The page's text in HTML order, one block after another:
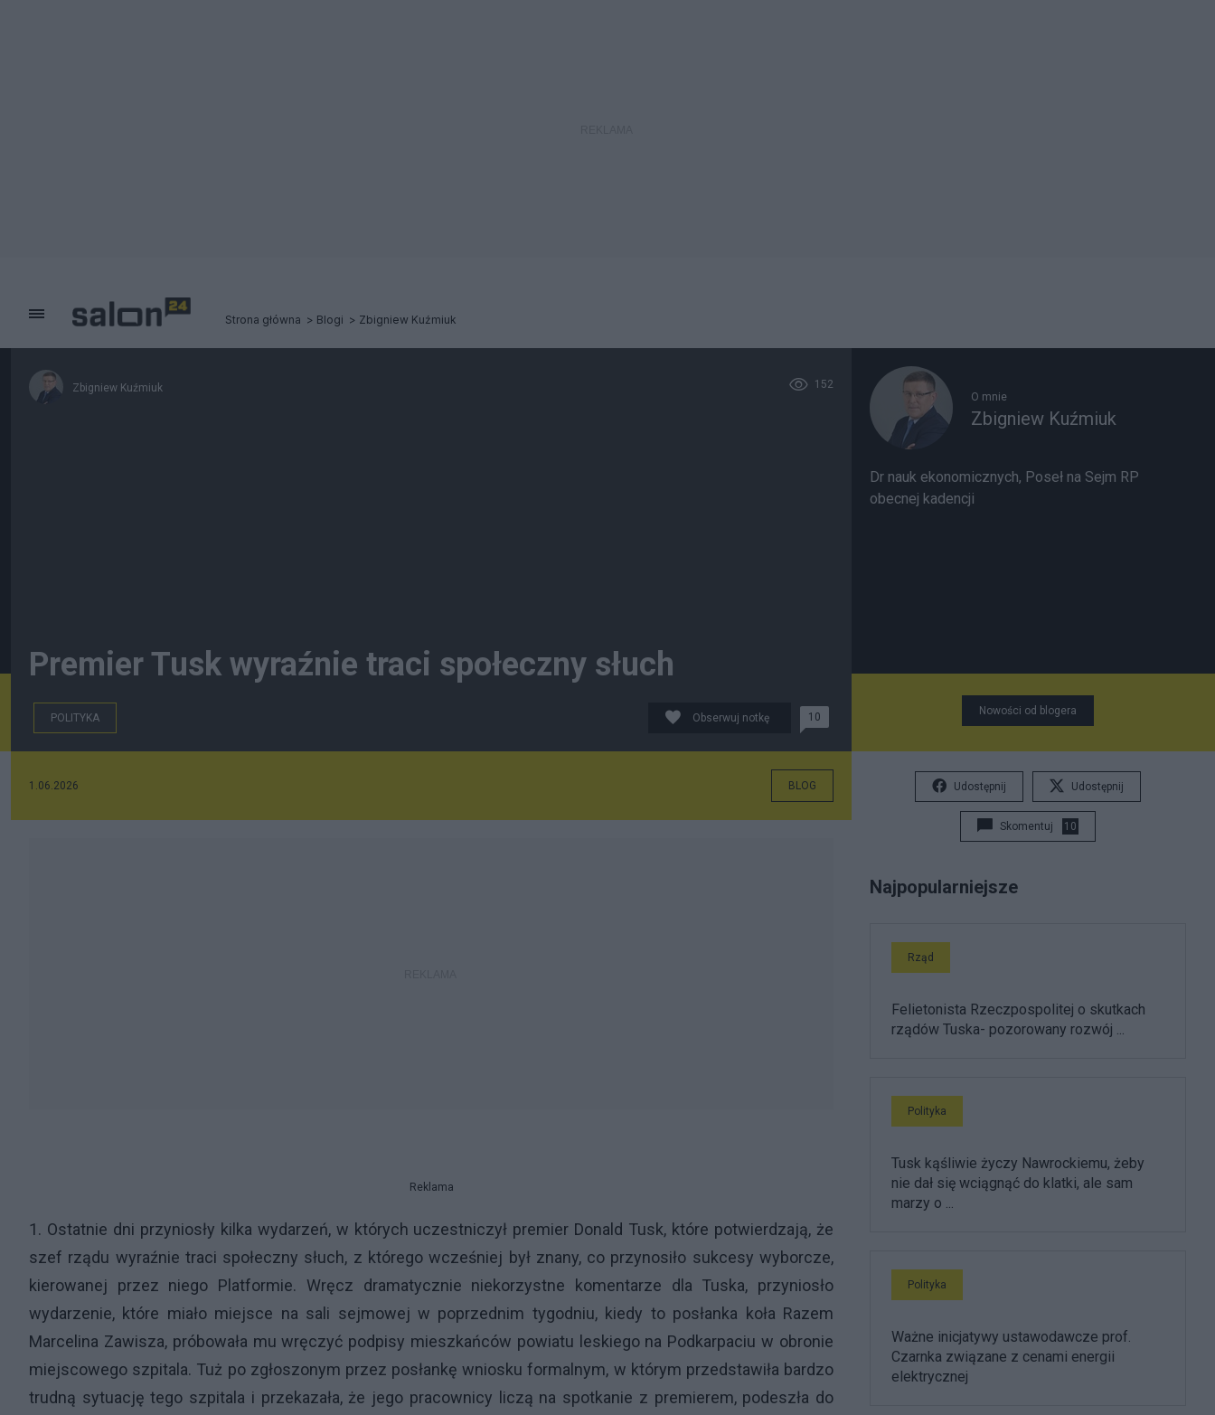
Strona główna Blogi Zbigniew Kuźmiuk
Zbigniew Kuźmiuk 152
Premier Tusk wyraźnie traci społeczny słuch
POLITYKA Obserwuj notkę 10
1.06.2026 BLOG
Reklama
1. Ostatnie dni przyniosły kilka wydarzeń, w których uczestniczył premier Donald Tusk, które potwierdzają, że
szef rządu wyraźnie traci społeczny słuch, z którego wcześniej był znany, co przynosiło sukcesy wyborcze,
kierowanej przez niego Platformie. Wręcz dramatycznie niekorzystne komentarze dla Tuska, przyniosło
wydarzenie, które miało miejsce na sali sejmowej w poprzednim tygodniu, kiedy to posłanka koła Razem
Marcelina Zawisza, próbowała mu wręczyć podpisy mieszkańców powiatu leskiego na Podkarpaciu w obronie
miejscowego szpitala. Tuż po zgłoszonym przez posłankę wniosku formalnym, w którym przedstawiła bardzo
trudną sytuację tego szpitala i przekazała, że jego pracownicy liczą na spotkanie z premierem, podeszła do
O mnie
Zbigniew Kuźmiuk
Dr nauk ekonomicznych, Poseł na Sejm RP
obecnej kadencji
Nowości od blogera
Udostępnij Udostępnij
Skomentuj 10
Najpopularniejsze
Rząd
Felietonista Rzeczpospolitej o skutkach
rządów Tuska- pozorowany rozwój ...
Polityka
Tusk kąśliwie życzy Nawrockiemu, żeby
nie dał się wciągnąć do klatki, ale sam
marzy o ...
Polityka
Ważne inicjatywy ustawodawcze prof.
Czarnka związane z cenami energii
elektrycznej